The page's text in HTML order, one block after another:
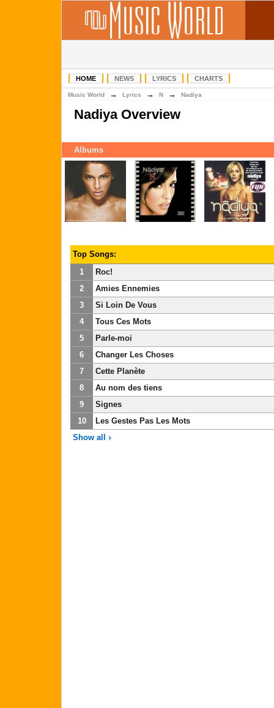
HOME NEWS LYRICS CHARTS
Music World → Lyrics → N → Nadiya
Nadiya Overview
Albums
Top Songs:
1
Roc!
2
Amies Ennemies
3
Si Loin De Vous
4
Tous Ces Mots
5
Parle-moi
6
Changer Les Choses
7
Cette Planète
8
Au nom des tiens
9
Signes
10
Les Gestes Pas Les Mots
Show all